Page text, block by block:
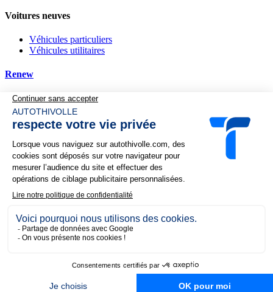
Voitures neuves
Véhicules particuliers
Véhicules utilitaires
Renew
Nos services
Financement
Reprise de votre véhicule
Complémentaire automobile
Demande de devis
Recherche personnalisée
Actualités et promotions
Nos offres du moment
Nos actualités
Mentions légalesIndex égalité
professionnelleNous rejoindre